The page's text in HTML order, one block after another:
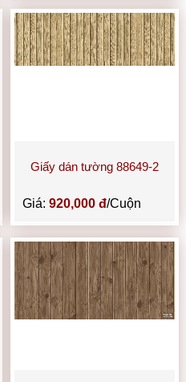
Giấy dán tường 88649-2
Giá: 920,000 đ/Cuộn